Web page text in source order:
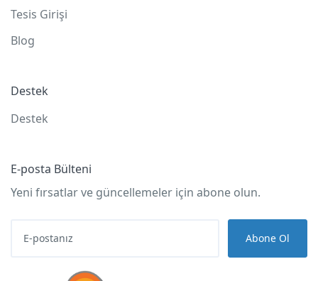
Tesis Girişi
Blog
Destek
Destek
E-posta Bülteni
Yeni fırsatlar ve güncellemeler için abone olun.
Abone Ol